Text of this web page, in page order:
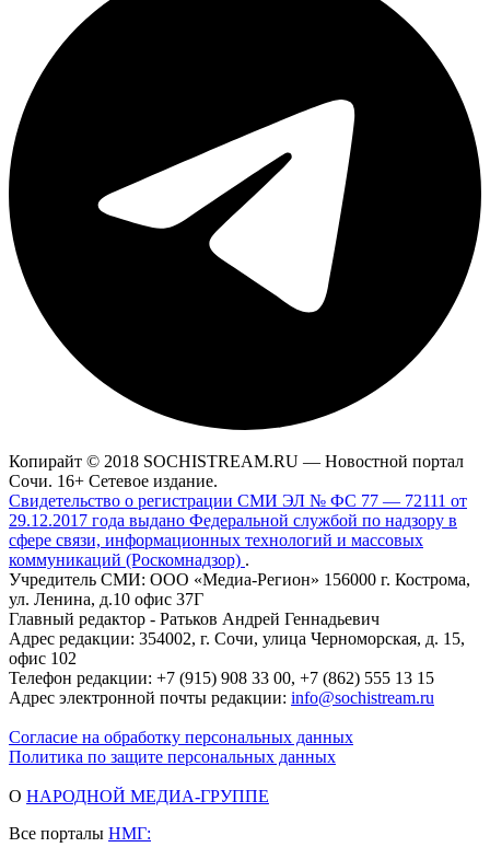
Копирайт © 2018 SOCHISTREAM.RU — Новостной портал
Сочи. 16+ Сетевое издание.
Свидетельство о регистрации СМИ ЭЛ № ФС 77 — 72111 от
29.12.2017 года выдано Федеральной службой по надзору в
сфере связи, информационных технологий и массовых
коммуникаций (Роскомнадзор) .
Учредитель СМИ: ООО «Медиа-Регион» 156000 г. Кострома,
ул. Ленина, д.10 офис 37Г
Главный редактор - Ратьков Андрей Геннадьевич
Адрес редакции: 354002, г. Сочи, улица Черноморская, д. 15,
офис 102
Телефон редакции: +7 (915) 908 33 00, +7 (862) 555 13 15
Адрес электронной почты редакции: info@sochistream.ru
Согласие на обработку персональных данных
Политика по защите персональных данных
О НАРОДНОЙ МЕДИА-ГРУППЕ
Все порталы НМГ: